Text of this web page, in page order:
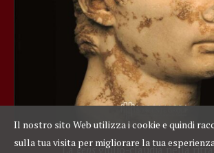
La gens giulio-claudia nella
Il nostro sito Web utilizza i cookie e quindi
sulla tua visita per migliorare la tua